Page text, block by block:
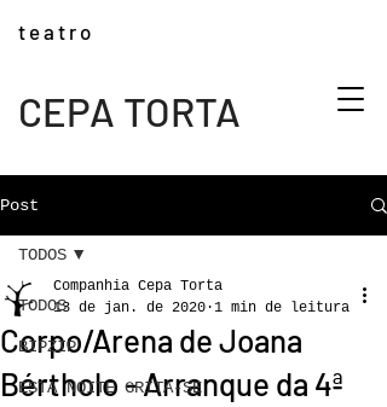
CEPA TORTA
t e a t r o
Post
TODOS
BIPZIP
ESTA NOITE GRITA-SE
TODOS
Corpo/Arena de Joana
Bértholo - Arranque da 4ª
Companhia Cepa Torta
13 de jan. de 2020 1 min de leitura